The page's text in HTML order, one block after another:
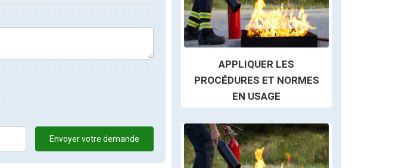
Envoyer votre demande
APPLIQUER LES
PROCÉDURES ET NORMES
EN USAGE